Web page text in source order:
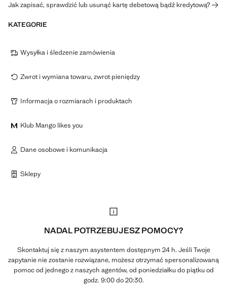
Jak zapisać, sprawdzić lub usunąć kartę debetową bądź kredytową?
KATEGORIE
Wysyłka i śledzenie zamówienia
Zwrot i wymiana towaru, zwrot pieniędzy
Informacja o rozmiarach i produktach
Klub Mango likes you
Dane osobowe i komunikacja
Sklepy
NADAL POTRZEBUJESZ POMOCY?
Skontaktuj się z naszym asystentem dostępnym 24 h. Jeśli Twoje
zapytanie nie zostanie rozwiązane, możesz otrzymać spersonalizowaną
pomoc od jednego z naszych agentów, od poniedziałku do piątku od
godz. 9:00 do 20:30.